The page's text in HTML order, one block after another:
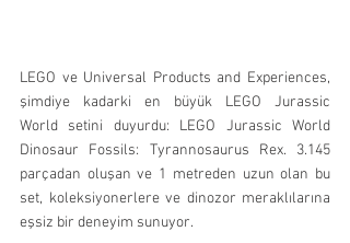
LEGO ve Universal Products and Experiences,
şimdiye kadarki en büyük LEGO Jurassic
World setini duyurdu: LEGO Jurassic World
Dinosaur Fossils: Tyrannosaurus Rex. 3.145
parçadan oluşan ve 1 metreden uzun olan bu
set, koleksiyonerlere ve dinozor meraklılarına
eşsiz bir deneyim sunuyor.